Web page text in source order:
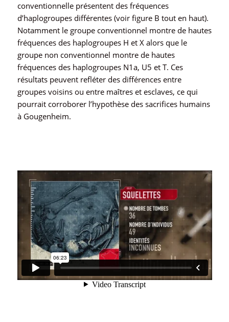
conventionnelle présentent des fréquences
d’haplogroupes différentes (voir figure B tout en haut).
Notamment le groupe conventionnel montre de hautes
fréquences des haplogroupes H et X alors que le
groupe non conventionnel montre de hautes
fréquences des haplogroupes N1a, U5 et T. Ces
résultats peuvent refléter des différences entre
groupes voisins ou entre maîtres et esclaves, ce qui
pourrait corroborer l’hypothèse des sacrifices humains
à Gougenheim.